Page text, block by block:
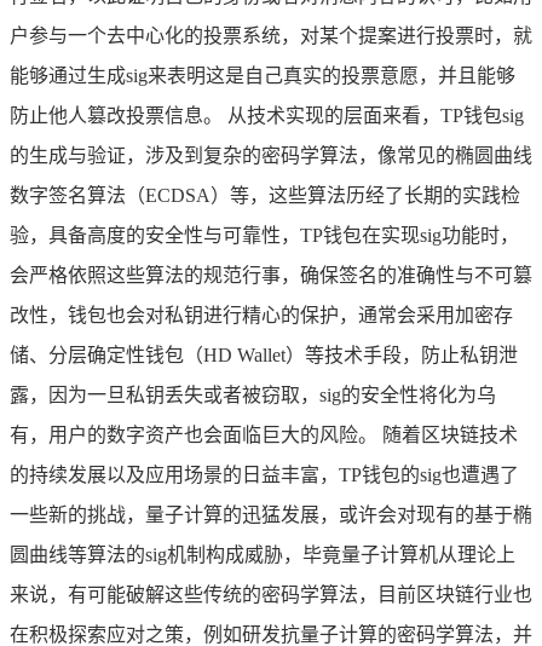
户参与一个去中心化的投票系统，对某个提案进行投票时，就
能够通过生成sig来表明这是自己真实的投票意愿，并且能够
防止他人篡改投票信息。 从技术实现的层面来看，TP钱包sig
的生成与验证，涉及到复杂的密码学算法，像常见的椭圆曲线
数字签名算法（ECDSA）等，这些算法历经了长期的实践检
验，具备高度的安全性与可靠性，TP钱包在实现sig功能时，
会严格依照这些算法的规范行事，确保签名的准确性与不可篡
改性，钱包也会对私钥进行精心的保护，通常会采用加密存
储、分层确定性钱包（HD Wallet）等技术手段，防止私钥泄
露，因为一旦私钥丢失或者被窃取，sig的安全性将化为乌
有，用户的数字资产也会面临巨大的风险。 随着区块链技术
的持续发展以及应用场景的日益丰富，TP钱包的sig也遭遇了
一些新的挑战，量子计算的迅猛发展，或许会对现有的基于椭
圆曲线等算法的sig机制构成威胁，毕竟量子计算机从理论上
来说，有可能破解这些传统的密码学算法，目前区块链行业也
在积极探索应对之策，例如研发抗量子计算的密码学算法，并